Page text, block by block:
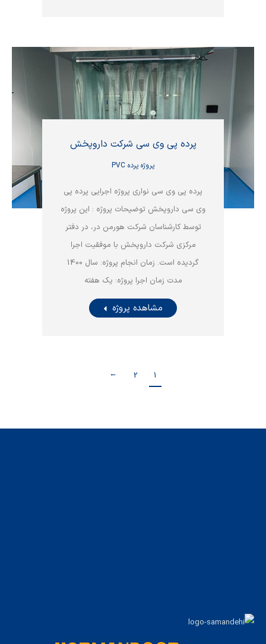
پرده پی وی سی شرکت داروپخش
پروژه پرده PVC
پرده پی وی سی نواری پروژه اجرایی پرده پی
وی سی داروپخش توضیحات پروژه : این پروژه
توسط کارشناسان شرکت هورمن در، در دفتر
مرکزی شرکت داروپخش با موفقیت اجرا
گردیده است. زمان انجام پروژه: سال 1400
مدت زمان اجرا پروژه: یک هفته
مشاهده پروژه
1
2
→